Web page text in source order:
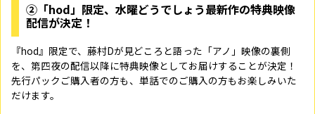
②「hod」限定、水曜どうでしょう最新作の特典映像
配信が決定！
『hod』限定で、藤村Dが見どころと語った「アノ」映像の裏側
を、第四夜の配信以降に特典映像としてお届けすることが決定！
先行パックご購入者の方も、単話でのご購入の方もお楽しみいた
だけます。